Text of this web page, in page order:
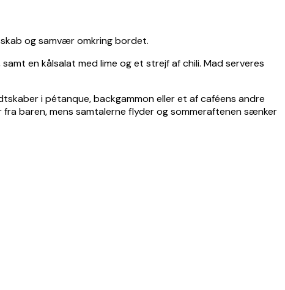
og samvær omkring bordet.
en kålsalat med lime og et strejf af chili. Mad serveres
i pétanque, backgammon eller et af caféens andre
baren, mens samtalerne flyder og sommeraftenen sænker